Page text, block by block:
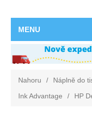
MENU
Nahoru / Náplně do
Ink Advantage
/ HP